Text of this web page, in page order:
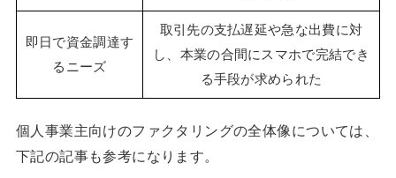
即日で資金調達す
るニーズ
取引先の支払遅延や急な出費に対
し、本業の合間にスマホで完結でき
る手段が求められた
個人事業主向けのファクタリングの全体像については、
下記の記事も参考になります。